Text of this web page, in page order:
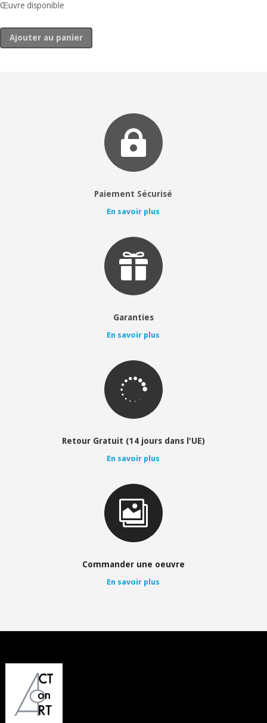
Œuvre disponible
quantité
de
Ajouter au panier

Paiement Sécurisé
En savoir plus

Garanties
En savoir plus

Retour Gratuit (14 jours dans l'UE)
En savoir plus

Commander une oeuvre
En savoir plus